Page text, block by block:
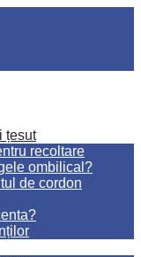
țesut
recoltare
ombilical?
de cordon